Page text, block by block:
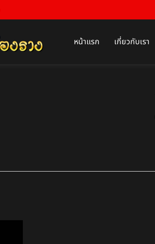
หน้าแรก เกี่ยวกับเรา